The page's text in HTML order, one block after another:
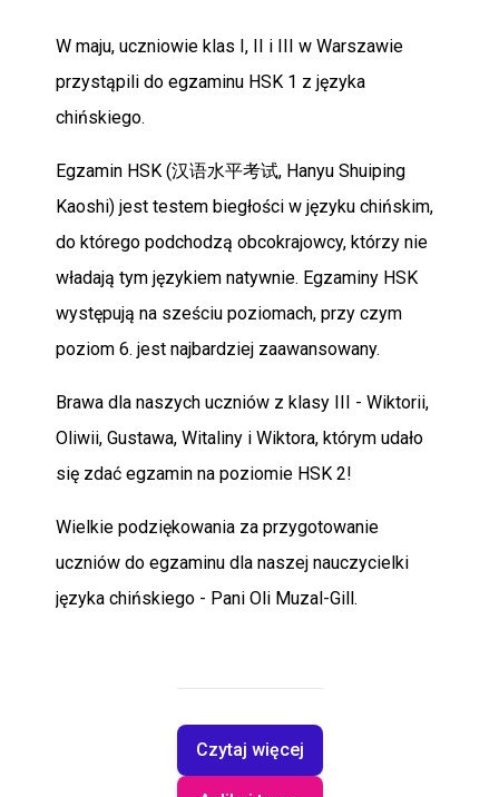
W maju, uczniowie klas I, II i III w Warszawie
przystąpili do egzaminu HSK 1 z języka
chińskiego.
Egzamin HSK (汉语水平考试, Hanyu Shuiping
Kaoshi) jest testem biegłości w języku chińskim,
do którego podchodzą obcokrajowcy, którzy nie
władają tym językiem natywnie. Egzaminy HSK
występują na sześciu poziomach, przy czym
poziom 6. jest najbardziej zaawansowany.
Brawa dla naszych uczniów z klasy III - Wiktorii,
Oliwii, Gustawa, Witaliny i Wiktora, którym udało
się zdać egzamin na poziomie HSK 2!
Wielkie podziękowania za przygotowanie
uczniów do egzaminu dla naszej nauczycielki
języka chińskiego - Pani Oli Muzal-Gill.
Czytaj więcej